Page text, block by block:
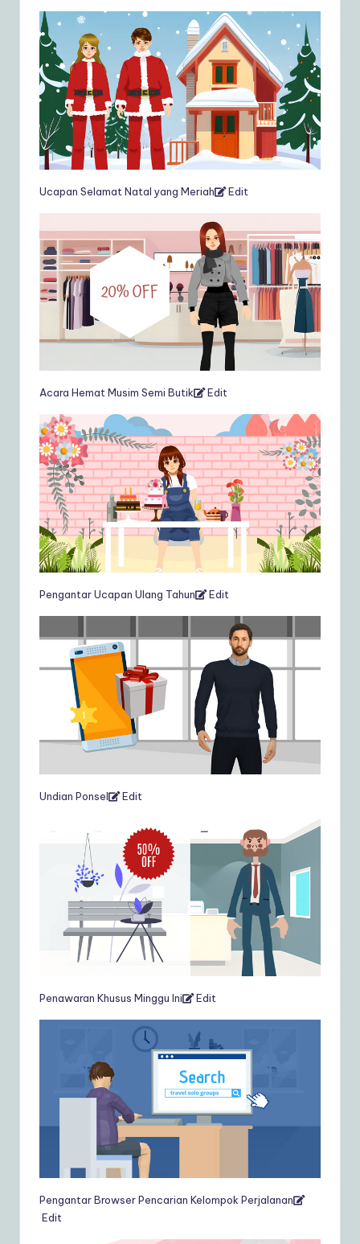
Ucapan Selamat Natal yang Meriah Edit
Acara Hemat Musim Semi Butik Edit
Pengantar Ucapan Ulang Tahun Edit
Undian Ponsel Edit
Penawaran Khusus Minggu Ini Edit
Pengantar Browser Pencarian Kelompok Perjalanan
Edit